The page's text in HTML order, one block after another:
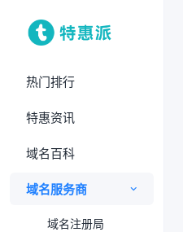
热门排行
特惠资讯
域名百科
域名服务商
域名注册局